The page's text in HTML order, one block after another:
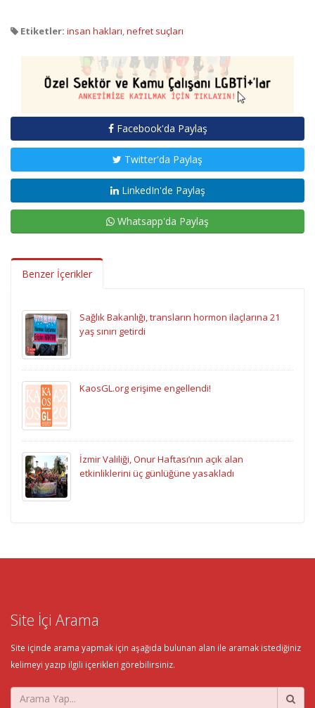
Etiketler: insan hakları,nefret suçları
Facebook'da Paylaş
Twitter'da Paylaş
LinkedIn'de Paylaş
Whatsapp'da Paylaş
Benzer İçerikler
Sağlık Bakanlığı, transların hormon ilaçlarına 21
yaş sınırı getirdi
KaosGL.org erişime engellendi!
İzmir Valiliği, Onur Haftası’nın açık alan
etkinliklerini üç günlüğüne yasakladı
Site İçi Arama
Site içinde arama yapmak için aşağıda bulunan alan ile aramak istediğiniz
kelimeyi yazıp ilgili içerikleri görebilirsiniz.